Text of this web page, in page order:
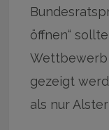
öffnen“
Wettbewerb
gezeigt
als nur